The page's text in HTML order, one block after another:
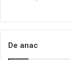
De anac